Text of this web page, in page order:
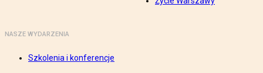
NASZE WYDARZENIA
Szkolenia i konferencje